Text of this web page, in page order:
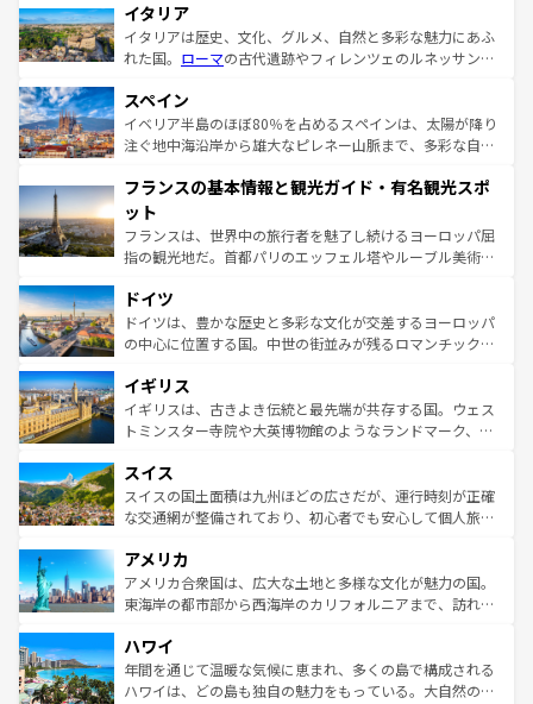
イタリア
イタリアは歴史、文化、グルメ、自然と多彩な魅力にあふ
れた国。 ローマの古代遺跡やフィレンツェのルネッサンス
ろん、トスカーナの美しい田園風景やアマルフィ海岸の絶
景など、自然景観も見逃せない。観光の合間には、本場の
ピザやパスタなど、絶品のイタリア料理を堪能することも
ませてくれるイタリアで、忘れられない旅をしてみよう！
なお、新着のイタリア情報は
しい。
スペイン
イベリア半島のほぼ80％を占めるスペインは、太陽が降り
注ぐ地中海沿岸から雄大なピレネー山脈まで、多彩な自然
文化が根付くこの国では、情熱的なフラメンコ、熱気あふ
れる闘牛、そして美味しいタパスが生活の一部となってい
る。首都マドリードの洗練された雰囲気や、バルセロナの
アートに溢れた街角から、地方では古代ローマ遺跡や中世
せる。地方によって風土や気候が異なるスペインはその個
性で訪れる人を魅了する。 なお、新着のスペイン情報は コ
ンテンツ一覧を参照してほしい。
フランスの基本情報と観光ガイド・有名観光スポ
ット
フランスは、世界中の旅行者を魅了し続けるヨーロッパ屈
指の観光地だ。首都パリのエッフェル塔やルーブル美術館
で、幅広い魅力が詰まっている。華麗な宮殿、歴史的な大
聖堂、美しいビーチ、そして豊かな自然が、訪れる者を心
から魅了する。また、フランスは美食の国としても知ら
いる。シャンパンの発祥地であるランス、プロヴァンスの
香り高いラベンダー畑など、多彩な楽しみ方が可能だ。さ
らに、パリ以外の地域にも魅力が溢れており、どの街角に
れる地方に足を運ぶとそれぞれで全く異なる文化を体験で
きるだろう。 なお、新着のフランス情報はコンテンツ一覧
を参照してほしい。
ドイツ
ドイツは、豊かな歴史と多彩な文化が交差するヨーロッパ
の中心に位置する国。中世の街並みが残るロマンチック街
顔を持つこの国は、どこを歩いても飽きることがない。ベ
ルリンの文化的活気、バイエルン州のアルプスの絶景、そ
してライン川沿いのワイン畑といった風景は必見。ビール
は、お酒好きな人にはぜひ体験してほしい。 なお、新着の
ドイツ情報はコンテンツ一覧を参照してほしい。
イギリス
イギリスは、古きよき伝統と最先端が共存する国。ウェス
トミンスター寺院や大英博物館のようなランドマーク、歴
リアごとに異なる魅力がある。また、優雅なアフタヌーン
ティー、ビール好きにはたまらない英国パブ、サッカー観
戦など、本場だからこそできる体験も豊富。イギリスを旅
ンツ一覧を参照してほしい。
スイス
スイスの国土面積は九州ほどの広さだが、運行時刻が正確
な交通網が整備されており、初心者でも安心して個人旅行
の建物がそのまま残る町や、スイスならではのユニークな
博物館もあり、アルプス観光だけでなく町歩きも満喫する
ことができる。国民の所得が高いため物価も高いが、旅行
ば市内交通費無料で観光を楽しむこともできる。 なお、新
着のスイス情報はコンテンツ一覧 を参照してほしい。
アメリカ
アメリカ合衆国は、広大な土地と多様な文化が魅力の国。
東海岸の都市部から西海岸のカリフォルニアまで、訪れる
のような巨大都市は、観光、ショッピング、エンターテイ
ンメントが詰まった刺激的なスポットだ。一方、アメリカ
西部には大自然が広がり、グランドキャニオンやイエロー
ハワイ
年間を通じて温暖な気候に恵まれ、多くの島で構成される
ハワイは、どの島も独自の魅力をもっている。大自然の神